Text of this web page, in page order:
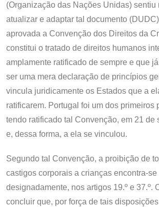
(Organização das Nações Unidas) sentiu
atualizar e adaptar tal documento
aprovada a Convenção dos Direitos da
constitui o tratado de direitos humanos
amplamente ratificado de sempre e que
ser uma mera declaração de princípios
vincula juridicamente os Estados que a
ratificarem. Portugal foi um dos primeiros
tendo ratificado tal Convenção, em 21 de
e, dessa forma, a ela se vinculou.
Segundo tal Convenção, a proibição de
castigos corporais a crianças encontra-se
designadamente, nos artigos 19.º e 37.º.
concluir que, por força de tais